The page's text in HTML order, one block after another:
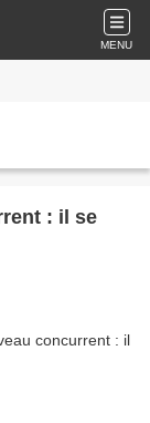
MENU
: il se